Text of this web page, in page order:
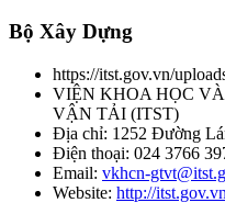
Bộ Xây Dựng
https://itst.gov.vn/
VIỆN KHOA HỌC
VẬN TẢI (ITST)
Địa chỉ: 1252 Đường
Điện thoại: 024 3766
Email: vkhcn-
Website: http://itst.gov.vn